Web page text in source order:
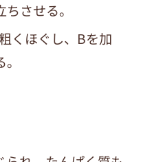
させる。
くほぐし、Bを加